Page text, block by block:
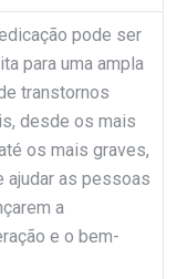
pode ser
para uma ampla
transtornos
desde os mais
os mais graves,
ajudar as pessoas
a
e o bem-